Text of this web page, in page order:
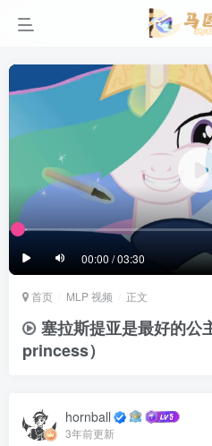
00:00 / 03:30
顶部底部
防止弹幕重叠
同步视频速
1/4 半屏
极慢 适中
滚动顶部底部
首页 MLP 视频 正文
塞拉斯提亚是最好的
princess）
hornball
3年前更新